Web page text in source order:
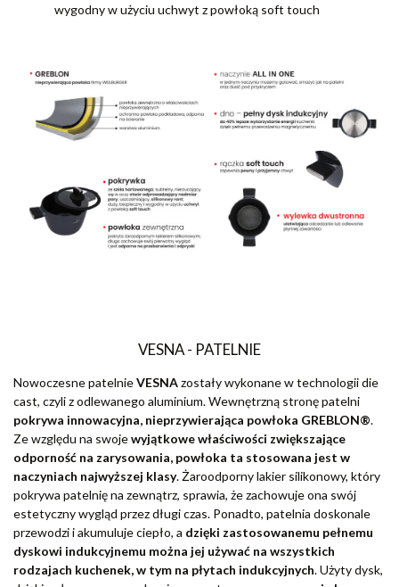
wygodny w użyciu uchwyt z powłoką soft touch
VESNA - PATELNIE
Nowoczesne patelnieVESNAzostały wykonane w technologii die
cast, czyli z odlewanego aluminium. Wewnętrzną stronę patelni
pokrywa innowacyjna, nieprzywierająca powłoka GREBLON®.
Ze względu na swojewyjątkowe właściwości zwiększające
odporność na zarysowania, powłoka ta stosowana jest w
naczyniach najwyższej klasy. Żaroodporny lakier silikonowy, który
pokrywa patelnię na zewnątrz, sprawia, że zachowuje ona swój
estetyczny wygląd przez długi czas. Ponadto, patelnia doskonale
przewodzi i akumuluje ciepło, a dzięki zastosowanemu pełnemu
dyskowi indukcyjnemu można jej używać na wszystkich
rodzajach kuchenek, w tym na płytach indukcyjnych. Użyty dysk,